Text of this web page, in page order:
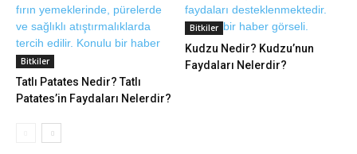
Bitkiler
Tatlı Patates Nedir? Tatlı
Patates’in Faydaları Nelerdir?
Bitkiler
Kudzu Nedir? Kudzu’nun
Faydaları Nelerdir?